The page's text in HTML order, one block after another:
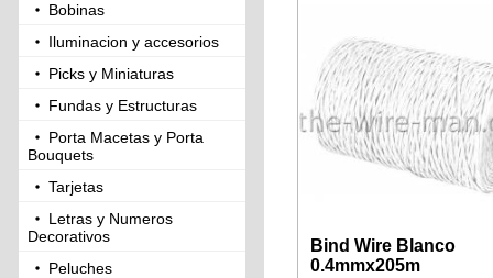
Bobinas
Iluminacion y accesorios
Picks y Miniaturas
Fundas y Estructuras
Porta Macetas y Porta
Bouquets
Tarjetas
Letras y Numeros
Decorativos
Peluches
Bind Wire Blanco
0.4mmx205m